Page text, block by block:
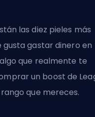
las diez pieles más
gusta gastar dinero en
que realmente te
un boost de
que mereces.